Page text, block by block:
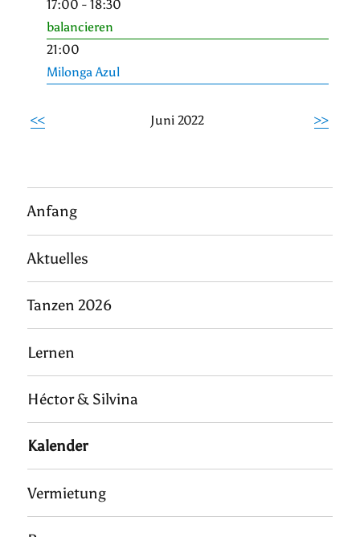
17:00 - 18:30
balancieren
21:00
Milonga Azul
<< Juni 2022 >>
Anfang
Aktuelles
Tanzen 2026
Lernen
Héctor & Silvina
Kalender
Vermietung